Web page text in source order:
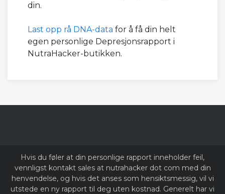
din.
Last opp rå DNA-data for å få din helt
egen personlige Depresjonsrapport i
NutraHacker-butikken.
Hvis du føler at din personlige rapport inneholder feil,
vennligst kontakt sales at nutrahacker dot com med din
henvendelse, og hvis det anses som hensiktsmessig, vil vi
utstede en ny rapport til deg uten kostnad. Generelt har vi